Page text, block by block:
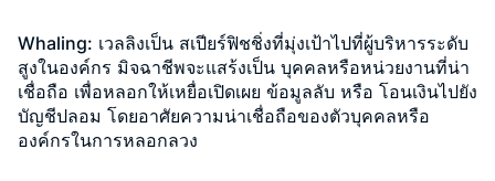
Whaling: เวลลิงเป็น สเปียร์ฟิชชิ่งที่มุ่งเป้าไปที่ผู้บริหารระดับ
สูงในองค์กร มิจฉาชีพจะแสร้งเป็น บุคคลหรือหน่วยงานที่น่า
เชื่อถือ เพื่อหลอกให้เหยื่อเปิดเผย ข้อมูลลับ หรือ โอนเงินไปยัง
บัญชีปลอม โดยอาศัยความน่าเชื่อถือของตัวบุคคลหรือ
องค์กรในการหลอกลวง